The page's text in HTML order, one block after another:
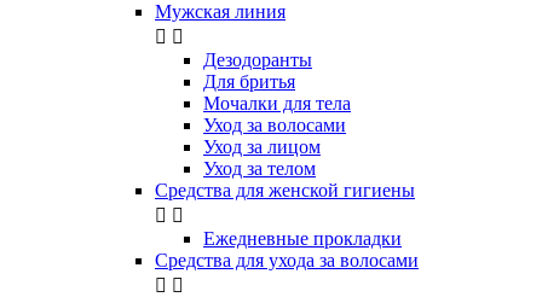
Мужская линия
 
Дезодоранты
Для бритья
Мочалки для тела
Уход за волосами
Уход за лицом
Уход за телом
Средства для женской гигиены
 
Ежедневные прокладки
Средства для ухода за волосами
 